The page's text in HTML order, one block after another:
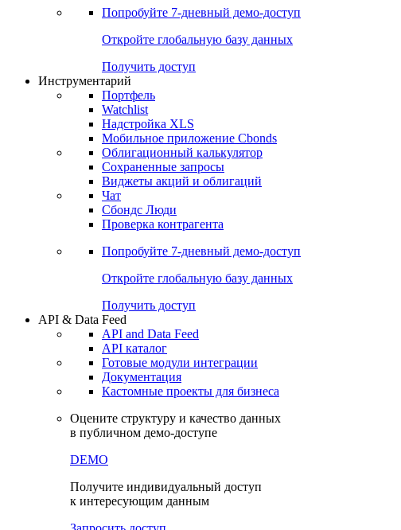
Попробуйте 7-дневный демо-доступ
Откройте глобальную базу данных
Получить доступ
Инструментарий
Портфель
Watchlist
Надстройка XLS
Мобильное приложение Cbonds
Облигационный калькулятор
Сохраненные запросы
Виджеты акций и облигаций
Чат
Сбондс Люди
Проверка контрагента
Попробуйте 7-дневный демо-доступ
Откройте глобальную базу данных
Получить доступ
API & Data Feed
API and Data Feed
API каталог
Готовые модули интеграции
Документация
Кастомные проекты для бизнеса
Оцените структуру и качество данных
в публичном демо-доступе
DEMO
Получите индивидуальный доступ
к интересующим данным